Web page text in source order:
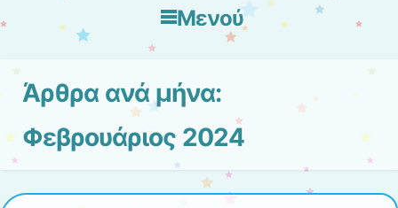
Μενού
Μετάβαση στο περιεχόμενο
Άρθρα ανά μήνα:
Φεβρουάριος 2024